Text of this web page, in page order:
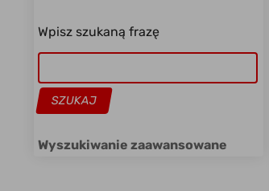
Wpisz szukaną frazę
Wyszukiwanie zaawansowane